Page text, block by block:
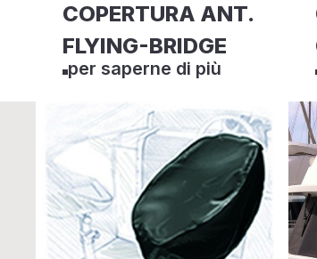
COPERTURA ANT.
FLYING-BRIDGE
per saperne di più